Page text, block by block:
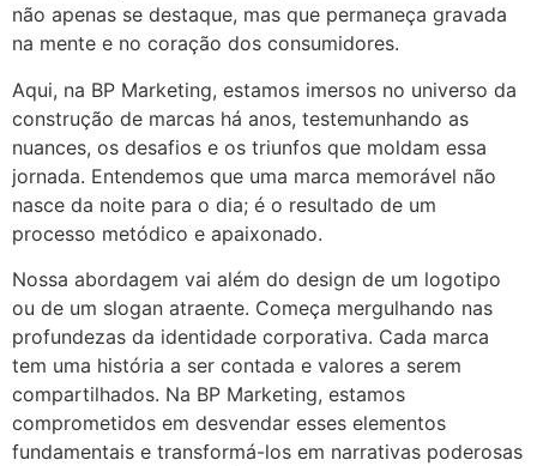
não apenas se destaque, mas que permaneça gravada
na mente e no coração dos consumidores.
Aqui, na BP Marketing, estamos imersos no universo da
construção de marcas há anos, testemunhando as
nuances, os desafios e os triunfos que moldam essa
jornada. Entendemos que uma marca memorável não
nasce da noite para o dia; é o resultado de um
processo metódico e apaixonado.
Nossa abordagem vai além do design de um logotipo
ou de um slogan atraente. Começa mergulhando nas
profundezas da identidade corporativa. Cada marca
tem uma história a ser contada e valores a serem
compartilhados. Na BP Marketing, estamos
comprometidos em desvendar esses elementos
fundamentais e transformá-los em narrativas poderosas